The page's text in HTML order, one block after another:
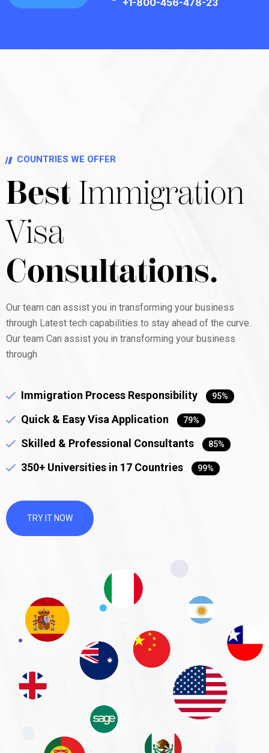
COUNTRIES WE OFFER
Best Immigration
Visa
Consultations.
Our team can assist you in transforming your business
through Latest tech capabilities to stay ahead of the curve.
Our team Can assist you in transforming your business
through
Immigration Process Responsibility 95%
Quick & Easy Visa Application 79%
Skilled & Professional Consultants 85%
350+ Universities in 17 Countries 99%
TRY IT NOW